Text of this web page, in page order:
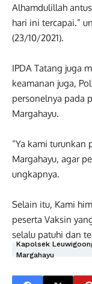
Alhamdulillah
hari ini tercapai.”
(23/10/2021).
IPDA Tatang juga
keamanan juga,
personelnya pada
Margahayu.
“Ya kami turunkan
Margahayu, agar
ungkapnya.
Selain itu, Kami
peserta Vaksin
selalu patuhi dan
Kapolsek
Margahayu